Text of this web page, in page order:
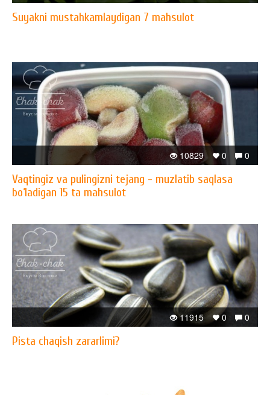
Suyakni mustahkamlaydigan 7 mahsulot
0
0
10829
Vaqtingiz va pulingizni tejang - muzlatib saqlasa
bo‘ladigan 15 ta mahsulot
0
0
11915
Pista chaqish zararlimi?